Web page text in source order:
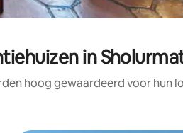
in
hoog gewaardeerd voor hun